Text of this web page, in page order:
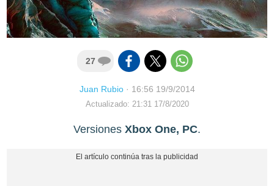
27
Juan Rubio· 16:56 19/9/2014
Actualizado: 21:31 17/8/2020
Versiones Xbox One, PC.